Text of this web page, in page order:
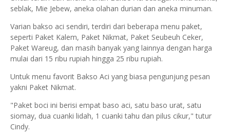
seblak, Mie Jebew, aneka olahan durian dan aneka minuman.
Varian bakso aci sendiri, terdiri dari beberapa menu paket,
seperti Paket Kalem, Paket Nikmat, Paket Seubeuh Ceker,
Paket Wareug, dan masih banyak yang lainnya dengan harga
mulai dari 15 ribu rupiah hingga 25 ribu rupiah.
Untuk menu favorit Bakso Aci yang biasa pengunjung pesan
yakni Paket Nikmat.
"Paket boci ini berisi empat baso aci, satu baso urat, satu
siomay, dua cuanki lidah, 1 cuanki tahu dan pilus cikur," tutur
Cindy.